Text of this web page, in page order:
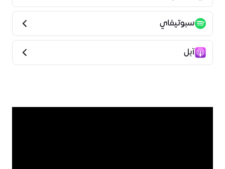
سبوتيفاي
آبل